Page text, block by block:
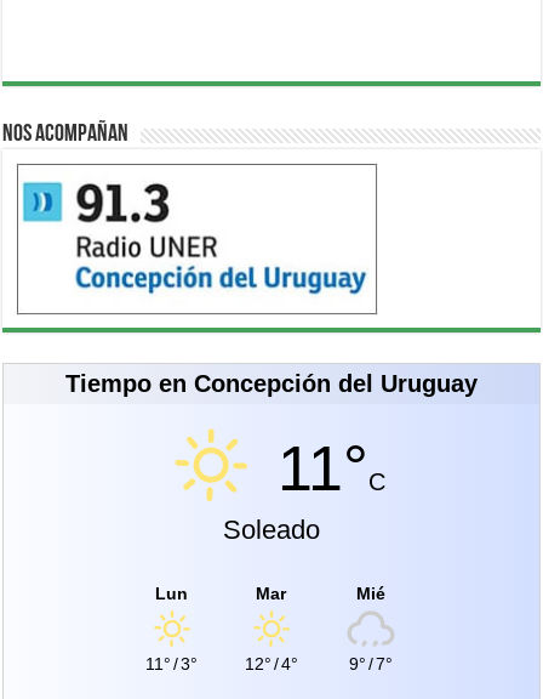
Nos acompañan
Tiempo en Concepción del Uruguay
11°C
Soleado
Lun
11° /3°
Mar
12°/4°
Mié
9°/7°